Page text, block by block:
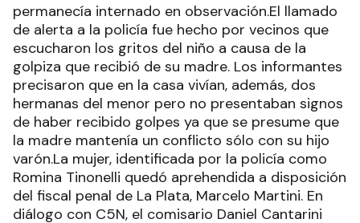
permanecía internado en observación.El llamado
de alerta a la policía fue hecho por vecinos que
escucharon los gritos del niño a causa de la
golpiza que recibió de su madre. Los informantes
precisaron que en la casa vivían, además, dos
hermanas del menor pero no presentaban signos
de haber recibido golpes ya que se presume que
la madre mantenía un conflicto sólo con su hijo
varón.La mujer, identificada por la policía como
Romina Tinonelli quedó aprehendida a disposición
del fiscal penal de La Plata, Marcelo Martini. En
diálogo con C5N, el comisario Daniel Cantarini